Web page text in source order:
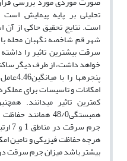
تحلیلی بر پایه پیمایش
است.نتایج تحقیق حاکی از
شهر قمشاخصه نگهبان محله
سرقت بیشترین تاثیر را
خواهد داشت، از طرف دیگر
امکانات و تاسیسات برای
کمترین تاثیر می­دانند.
همبستگی48/0همانند حفاظت
جرم
هرچه حفاظت فیزیکی و تامین
بیشتر باشد میزان جرم سرقت